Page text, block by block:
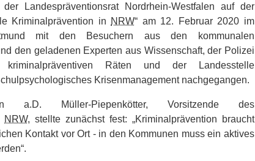
Landespräventionsrat Nordrhein-Westfalen auf der
Kriminalprävention in NRW“ am 12. Februar 2020 im
mit den Besuchern aus den kommunalen
den geladenen Experten aus Wissenschaft, der Polizei
Räten und der Landesstelle
Krisenmanagement nachgegangen.
a.D. Müller-Piepenkötter, Vorsitzende des
NRW, stellte zunächst fest: „Kriminalprävention braucht
Kontakt vor Ort - in den Kommunen muss ein aktives